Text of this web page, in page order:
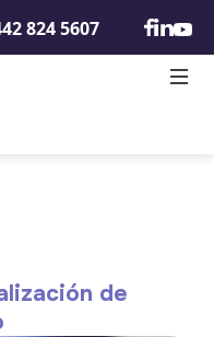
824 5607
de